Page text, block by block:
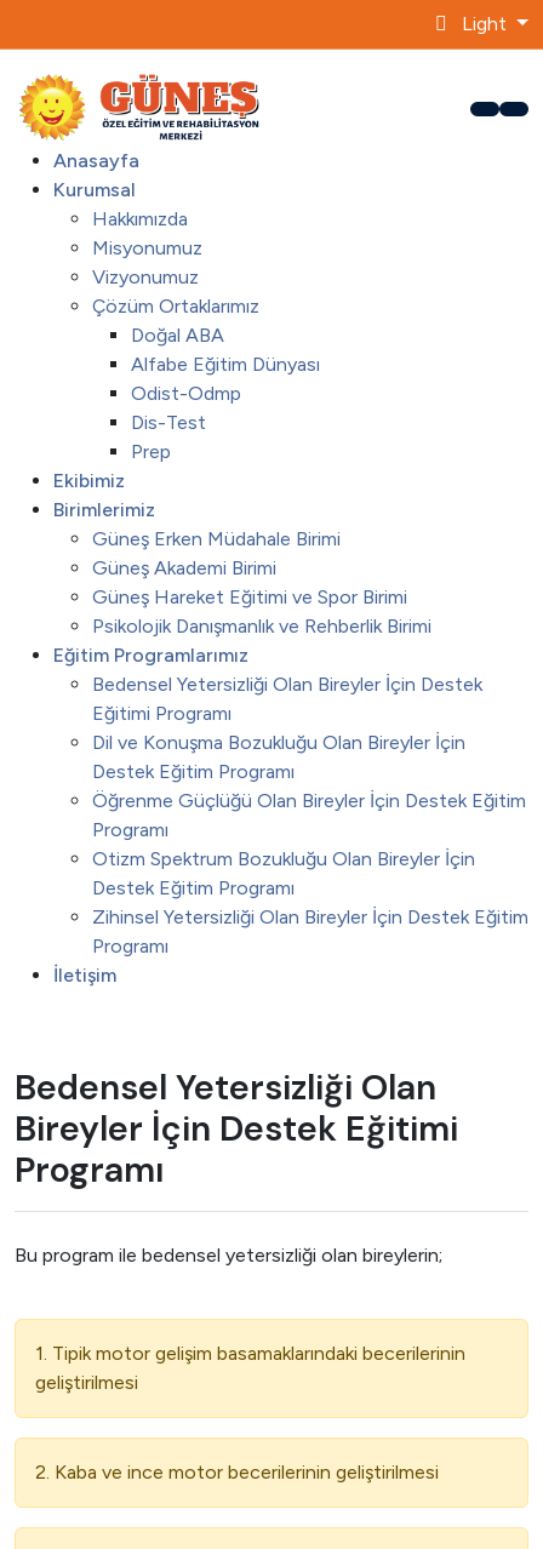
Light
Anasayfa
Kurumsal
Hakkımızda
Misyonumuz
Vizyonumuz
Çözüm Ortaklarımız
Doğal ABA
Alfabe Eğitim Dünyası
Odist-Odmp
Dis-Test
Prep
Ekibimiz
Birimlerimiz
Güneş Erken Müdahale Birimi
Güneş Akademi Birimi
Güneş Hareket Eğitimi ve Spor Birimi
Psikolojik Danışmanlık ve Rehberlik Birimi
Eğitim Programlarımız
Bedensel Yetersizliği Olan Bireyler İçin Destek
Eğitimi Programı
Dil ve Konuşma Bozukluğu Olan Bireyler İçin
Destek Eğitim Programı
Öğrenme Güçlüğü Olan Bireyler İçin Destek Eğitim
Programı
Otizm Spektrum Bozukluğu Olan Bireyler İçin
Destek Eğitim Programı
Zihinsel Yetersizliği Olan Bireyler İçin Destek Eğitim
Programı
İletişim
Bedensel Yetersizliği Olan
Bireyler İçin Destek Eğitimi
Programı
Bu program ile bedensel yetersizliği olan bireylerin;
1. Tipik motor gelişim basamaklarındaki becerilerinin
geliştirilmesi
2. Kaba ve ince motor becerilerinin geliştirilmesi